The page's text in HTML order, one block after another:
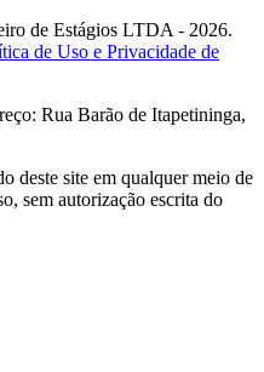
de Estágios LTDA - 2026.
de Uso e Privacidade de
Rua Barão de Itapetininga,
deste site em qualquer meio de
sem autorização escrita do